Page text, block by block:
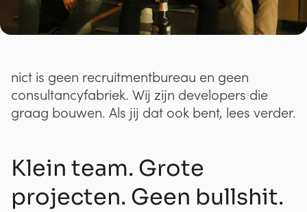
nict is geen recruitmentbureau en geen
consultancyfabriek. Wij zijn developers die
graag bouwen. Als jij dat ook bent, lees verder.
Klein team. Grote
projecten. Geen bullshit.